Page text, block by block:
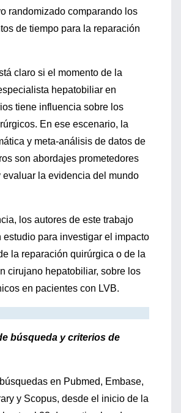
randomizado comparando los
de tiempo para la reparación
claro si el momento de la
hepatobiliar en
tiene influencia sobre los
En ese escenario, la
y meta-análisis de datos de
son abordajes prometedores
evaluar la evidencia del mundo
los autores de este trabajo
estudio para investigar el impacto
la reparación quirúrgica o de la
cirujano hepatobiliar, sobre los
en pacientes con LVB.
búsqueda y criterios de
en Pubmed, Embase,
y Scopus, desde el inicio de la